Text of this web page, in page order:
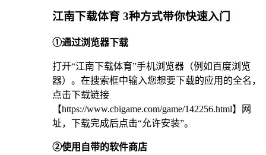
江南下载体育 3种方式带你快速入门
①通过浏览器下载
打开“江南下载体育”手机浏览器（例如百度浏览
器）。在搜索框中输入您想要下载的应用的全名，
点击下载链接
【https://www.cbigame.com/game/142256.html】网
址，下载完成后点击“允许安装”。
②使用自带的软件商店